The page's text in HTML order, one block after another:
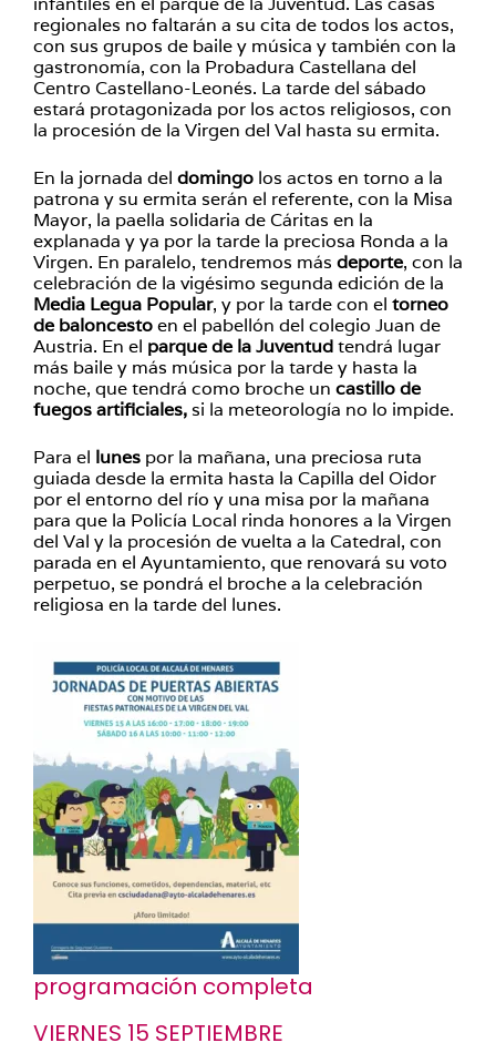
regionales no faltarán a su cita de todos los actos,
con sus grupos de baile y música y también con la
gastronomía, con la Probadura Castellana del
Centro Castellano-Leonés. La tarde del sábado
estará protagonizada por los actos religiosos, con
la procesión de la Virgen del Val hasta su ermita.
En la jornada del domingo los actos en torno a la
patrona y su ermita serán el referente, con la Misa
Mayor, la paella solidaria de Cáritas en la
explanada y ya por la tarde la preciosa Ronda a la
Virgen. En paralelo, tendremos más deporte, con la
celebración de la vigésimo segunda edición de la
Media Legua Popular, y por la tarde con el torneo
de baloncestoen el pabellón del colegio Juan de
Austria. En el parque de la Juventudtendrá lugar
más baile y más música por la tarde y hasta la
noche, que tendrá como broche un castillo de
fuegos artificiales,si la meteorología no lo impide.
Para el lunes por la mañana, una preciosa ruta
guiada desde la ermita hasta la Capilla del Oidor
por el entorno del río y una misa por la mañana
para que la Policía Local rinda honores a la Virgen
del Val y la procesión de vuelta a la Catedral, con
parada en el Ayuntamiento, que renovará su voto
perpetuo, se pondrá el broche a la celebración
religiosa en la tarde del lunes.
programación completa
VIERNES 15 SEPTIEMBRE